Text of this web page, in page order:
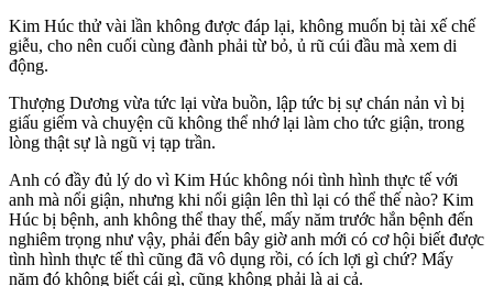
Kim Húc thử vài lần không được đáp lại, không muốn bị tài xế chế
giễu, cho nên cuối cùng đành phải từ bỏ, ủ rũ cúi đầu mà xem di
động.
Thượng Dương vừa tức lại vừa buồn, lập tức bị sự chán nản vì bị
giấu giếm và chuyện cũ không thể nhớ lại làm cho tức giận, trong
lòng thật sự là ngũ vị tạp trần.
Anh có đầy đủ lý do vì Kim Húc không nói tình hình thực tế với
anh mà nổi giận, nhưng khi nổi giận lên thì lại có thể thế nào? Kim
Húc bị bệnh, anh không thể thay thế, mấy năm trước hắn bệnh đến
nghiêm trọng như vậy, phải đến bây giờ anh mới có cơ hội biết được
tình hình thực tế thì cũng đã vô dụng rồi, có ích lợi gì chứ? Mấy
năm đó không biết cái gì, cũng không phải là ai cả.